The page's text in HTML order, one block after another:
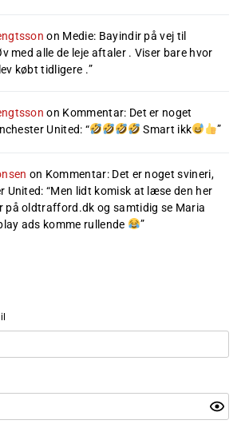
on Medie: Bayindir på vej til
med alle de leje aftaler . Viser bare hvor
købt tidligere .”
on Kommentar: Det er noget
United: “ Smart ikk ”
on Kommentar: Det er noget svineri,
United: “Men lidt komisk at læse den her
på oldtrafford.dk og samtidig se Maria
ads komme rullende
”